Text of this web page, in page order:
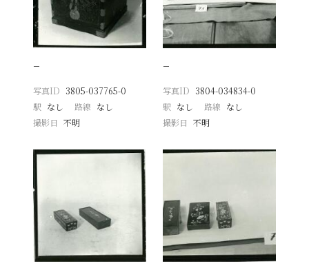
−
写真ID 3805-037765-0
駅 なし 路線 なし
撮影日
不明
−
写真ID 3804-034834-0
駅 なし 路線 なし
撮影日 不明